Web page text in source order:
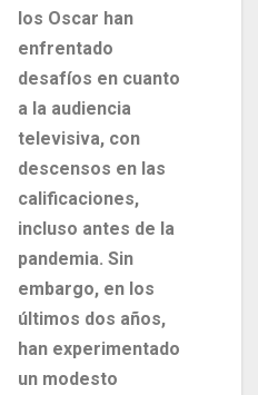
los Oscar han
enfrentado
desafíos en cuanto
a la audiencia
televisiva, con
descensos en las
calificaciones,
incluso antes de la
pandemia. Sin
embargo, en los
últimos dos años,
han experimentado
un modesto